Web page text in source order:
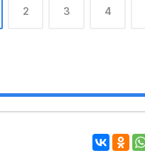
2 3 4